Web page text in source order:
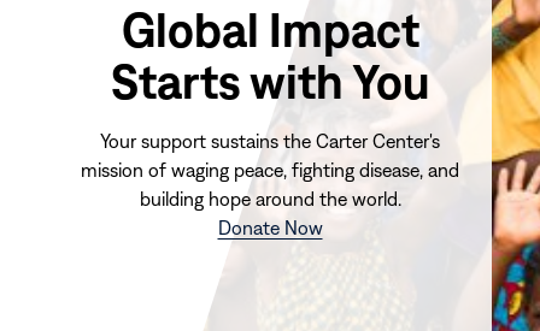
Global Impact
Starts with You
Your support sustains the Carter Center's
mission of waging peace, fighting disease, and
building hope around the world.
Donate Now(opens
window)